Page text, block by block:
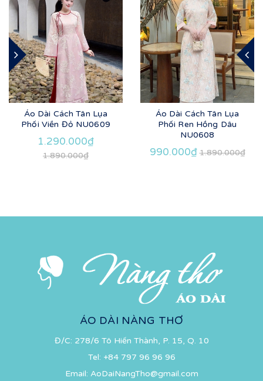
Áo Dài Cách Tân Lụa
Phối Viền Đỏ NU0609
1.290.000₫
1.890.000₫
Áo Dài Cách Tân Lụa
Phối Ren Hồng Dâu
NU0608
990.000₫ 1.890.000₫
ÁO DÀI NÀNG THƠ
Đ/C: 278/6 Tô Hiến Thành, P. 15, Q. 10
Tel: +84 797 96 96 96
Email: AoDaiNangTho@gmail.com